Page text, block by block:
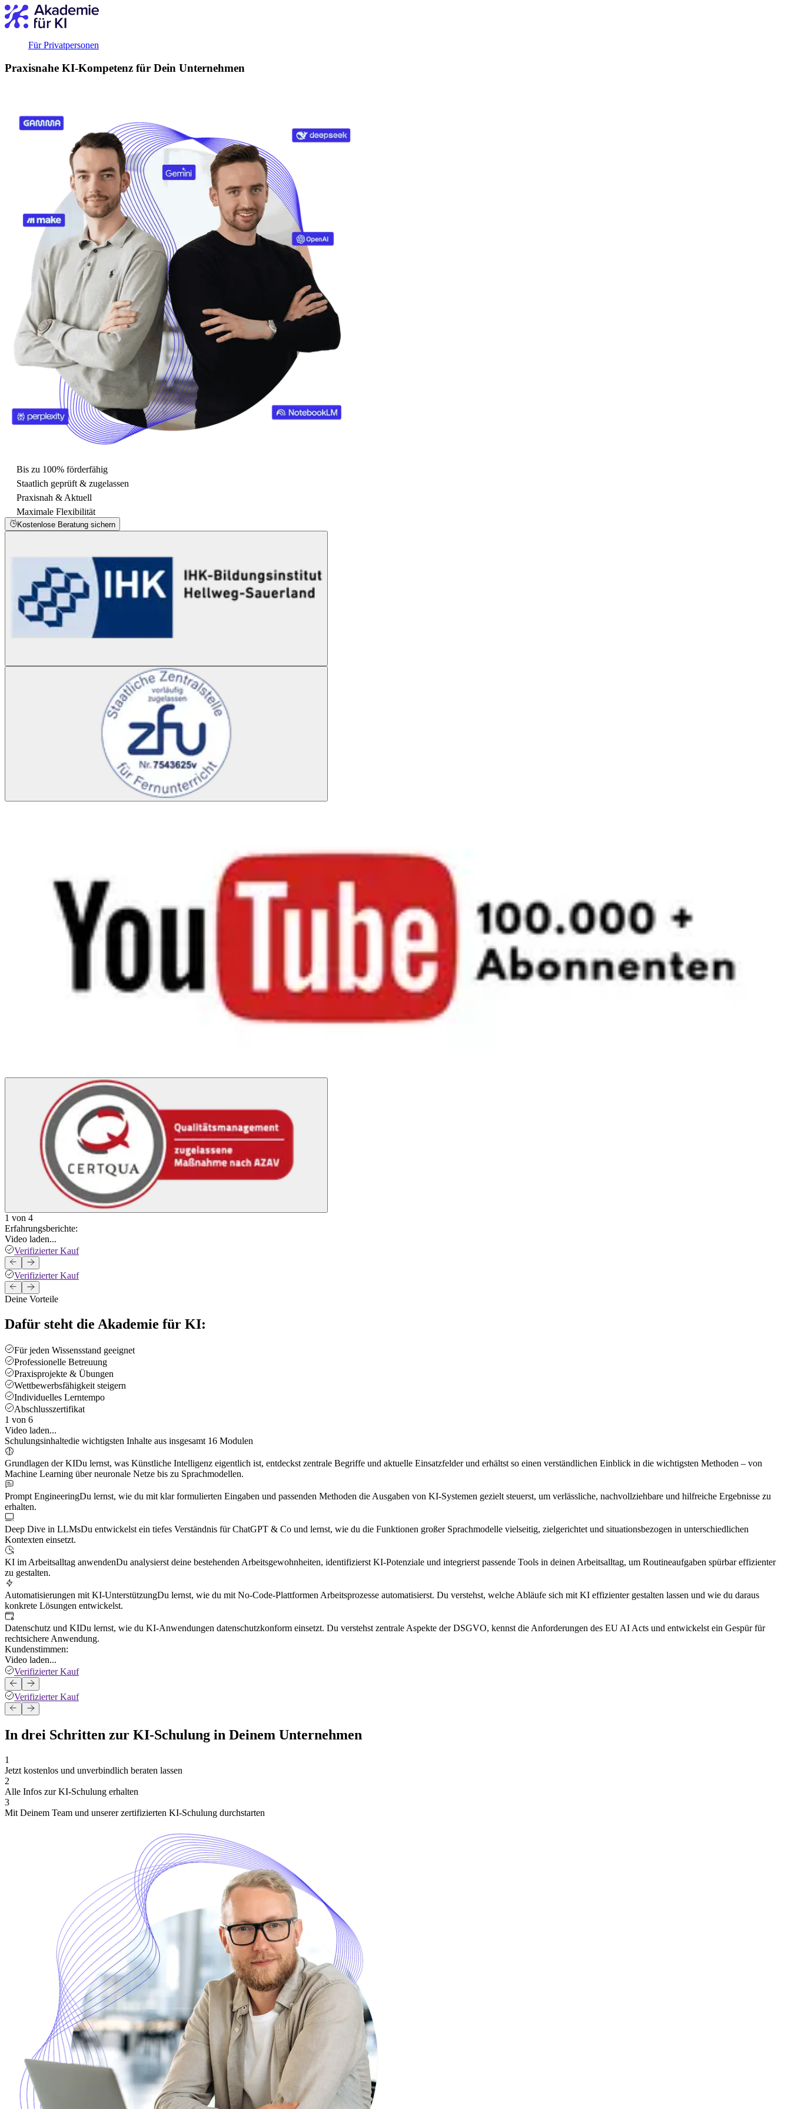
Für Privatpersonen
Praxisnahe KI-Kompetenz für Dein Unternehmen
Bis zu 100% förderfähig
Staatlich geprüft & zugelassen
Praxisnah & Aktuell
Maximale Flexibilität
Kostenlose Beratung sichern
1 von 4
Erfahrungsberichte:
Video laden...
Verifizierter Kauf
Verifizierter Kauf
Deine Vorteile
Dafür steht die Akademie für KI:
Für jeden Wissensstand geeignet
Professionelle Betreuung
Praxisprojekte & Übungen
Wettbewerbsfähigkeit steigern
Individuelles Lerntempo
Abschlusszertifikat
1 von 6
Video laden...
Schulungsinhaltedie wichtigsten Inhalte aus insgesamt 16 Modulen
Grundlagen der KIDu lernst, was Künstliche Intelligenz eigentlich ist, entdeckst zentrale Begriffe und aktuelle Einsatzfelder und erhältst so einen verständlichen Einblick in die wichtigsten Methoden – von
Machine Learning über neuronale Netze bis zu Sprachmodellen.
Prompt EngineeringDu lernst, wie du mit klar formulierten Eingaben und passenden Methoden die Ausgaben von KI-Systemen gezielt steuerst, um verlässliche, nachvollziehbare und hilfreiche Ergebnisse zu
erhalten.
Deep Dive in LLMsDu entwickelst ein tiefes Verständnis für ChatGPT & Co und lernst, wie du die Funktionen großer Sprachmodelle vielseitig, zielgerichtet und situationsbezogen in unterschiedlichen
Kontexten einsetzt.
KI im Arbeitsalltag anwendenDu analysierst deine bestehenden Arbeitsgewohnheiten, identifizierst KI-Potenziale und integrierst passende Tools in deinen Arbeitsalltag, um Routineaufgaben spürbar effizienter
zu gestalten.
Automatisierungen mit KI-UnterstützungDu lernst, wie du mit No-Code-Plattformen Arbeitsprozesse automatisierst. Du verstehst, welche Abläufe sich mit KI effizienter gestalten lassen und wie du daraus
konkrete Lösungen entwickelst.
Datenschutz und KIDu lernst, wie du KI-Anwendungen datenschutzkonform einsetzt. Du verstehst zentrale Aspekte der DSGVO, kennst die Anforderungen des EU AI Acts und entwickelst ein Gespür für
rechtsichere Anwendung.
Kundenstimmen:
Video laden...
Verifizierter Kauf
Verifizierter Kauf
In drei Schritten zur KI-Schulung in Deinem Unternehmen
1
Jetzt kostenlos und unverbindlich beraten lassen
2
Alle Infos zur KI-Schulung erhalten
3
Mit Deinem Team und unserer zertifizierten KI-Schulung durchstarten